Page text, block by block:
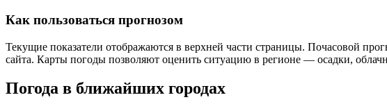
Как пользоваться прогнозом
Текущие показатели отображаются в верхней части страницы. Почасовой
сайта. Карты погоды позволяют оценить ситуацию в регионе — осадки,
Погода в ближайших городах